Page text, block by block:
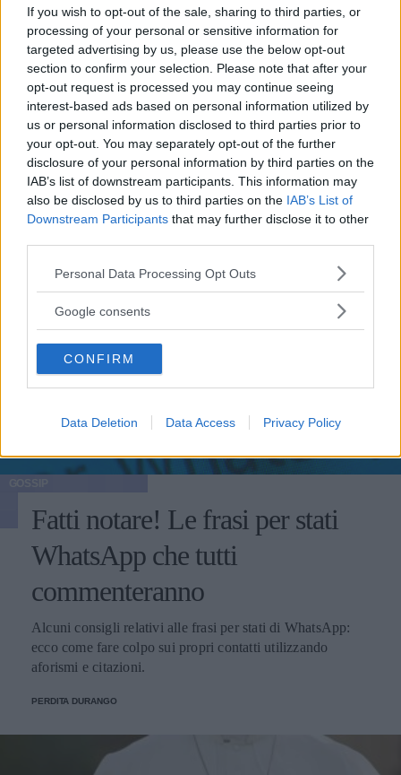
If you wish to opt-out of the sale, sharing to third parties, or
processing of your personal or sensitive information for
targeted advertising by us, please use the below opt-out
section to confirm your selection. Please note that after your
opt-out request is processed you may continue seeing
interest-based ads based on personal information utilized by
us or personal information disclosed to third parties prior to
your opt-out. You may separately opt-out of the further
disclosure of your personal information by third parties on the
IAB’s list of downstream participants. This information may
also be disclosed by us to third parties on the IAB’s List of
Downstream Participants that may further disclose it to other
Please note that this website/app uses one or more Google
not limited to your visit or usage behaviour. You may click to
use your data for below specified purposes in below Google
consent section.
Personal Data Processing Opt Outs
Google consents
CONFIRM
Data Deletion Data Access Privacy Policy
belle frasi delle loro canzoni: quali sono le vostre?
PERDITA DURANGO
Fatti notare! Le frasi per stati
WhatsApp che tutti
commenteranno
Alcuni consigli relativi alle frasi per stati di WhatsApp:
ecco come fare colpo sui propri contatti utilizzando
aforismi e citazioni.
PERDITA DURANGO